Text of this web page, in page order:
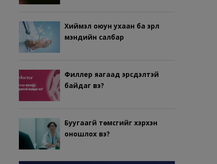
Хиймэл оюун ухаан ба эрүүл
мэндийн салбар
Филлер яагаад эрсдэлтэй
байдаг вэ?
Буугаагүй төмсгийг хэрхэн
оношлох вэ?